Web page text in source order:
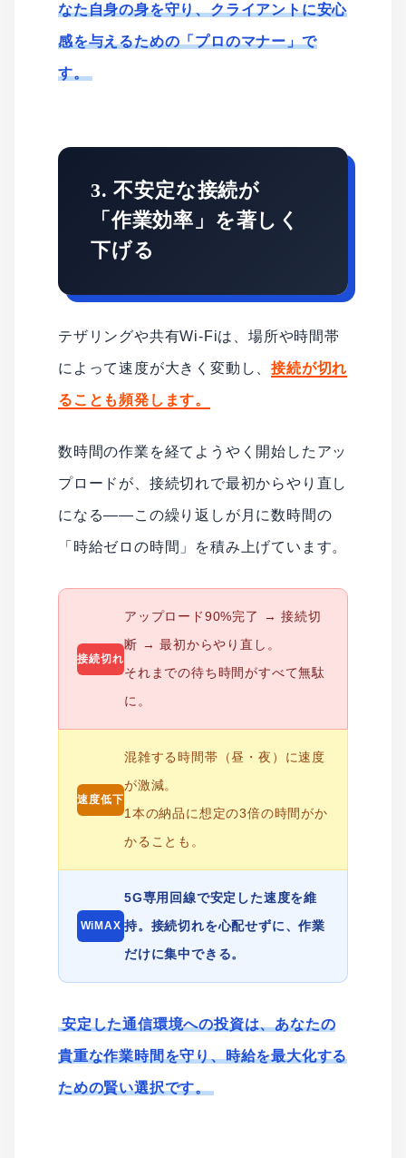
なた自身の身を守り、クライアントに安心
感を与えるための「プロのマナー」で
す。
3. 不安定な接続が
「作業効率」を著しく
下げる
テザリングや共有Wi-Fiは、場所や時間帯
によって速度が大きく変動し、接続が切れ
ることも頻発します。
数時間の作業を経てようやく開始したアッ
プロードが、接続切れで最初からやり直し
になる——この繰り返しが月に数時間の
「時給ゼロの時間」を積み上げています。
接続切れ
アップロード90%完了 → 接続切
断 → 最初からやり直し。
それまでの待ち時間がすべて無駄
に。
速度低下
混雑する時間帯（昼・夜）に速度
が激減。
1本の納品に想定の3倍の時間がか
かることも。
WiMAX
5G専用回線で安定した速度を維
持。接続切れを心配せずに、作業
だけに集中できる。
安定した通信環境への投資は、あなたの
貴重な作業時間を守り、時給を最大化する
ための賢い選択です。